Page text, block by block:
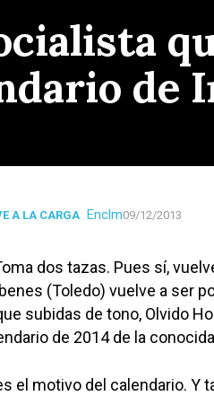
de
A LA CARGA Enclm09/12/2013
dos tazas. Pues sí,
(Toledo) vuelve a ser
subidas de tono, Olvido
de 2014 de la
el motivo del calendario. Y